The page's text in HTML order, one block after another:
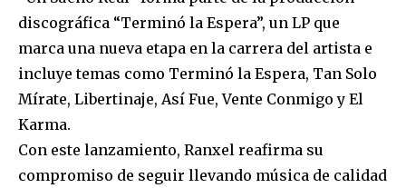
discográfica “Terminó la Espera”, un LP que
marca una nueva etapa en la carrera del artista e
incluye temas como Terminó la Espera, Tan Solo
Mírate, Libertinaje, Así Fue, Vente Conmigo y El
Karma.
Con este lanzamiento, Ranxel reafirma su
compromiso de seguir llevando música de calidad